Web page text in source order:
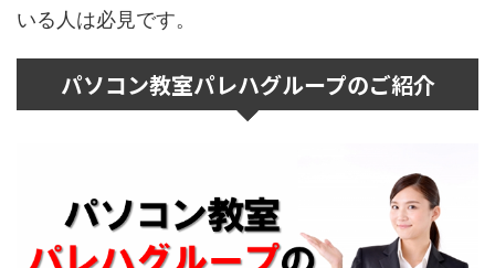
いる人は必見です。
パソコン教室パレハグループのご紹介